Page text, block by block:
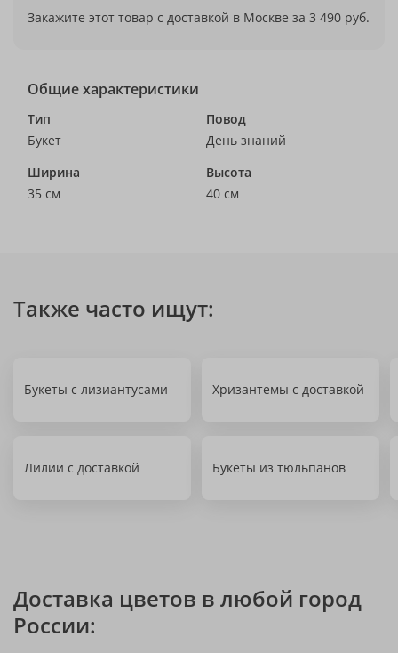
Закажите этот товар с доставкой в Москве за 3 490 руб.
Общие характеристики
Тип
Букет
Повод
День знаний
Ширина
35 см
Высота
40 см
Также часто ищут:
Букеты с лизиантусами Хризантемы с доставкой
Лилии с доставкой Букеты из тюльпанов
Доставка цветов в любой город
России: